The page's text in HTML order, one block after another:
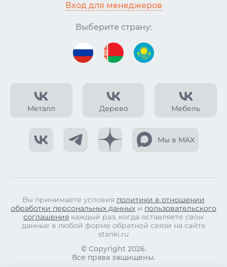
Металл Дерево Мебель
Мы в MAX
Вход для менеджеров
Выберите страну:
Вы принимаете условия политики в отношении
обработки персональных данных и пользовательского
соглашения каждый раз, когда оставляете свои
данные в любой форме обратной связи на сайте
stanki.ru
© Copyright 2026.
Все права защищены.